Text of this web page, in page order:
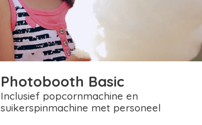
Photobooth Basic
inclusief popcornmachine en
suikerspinmachine met personeel